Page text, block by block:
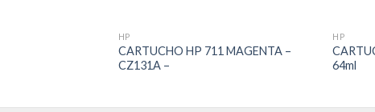
HP
CARTUCHO HP 711 MAGENTA –
CZ131A –
HP
64ml